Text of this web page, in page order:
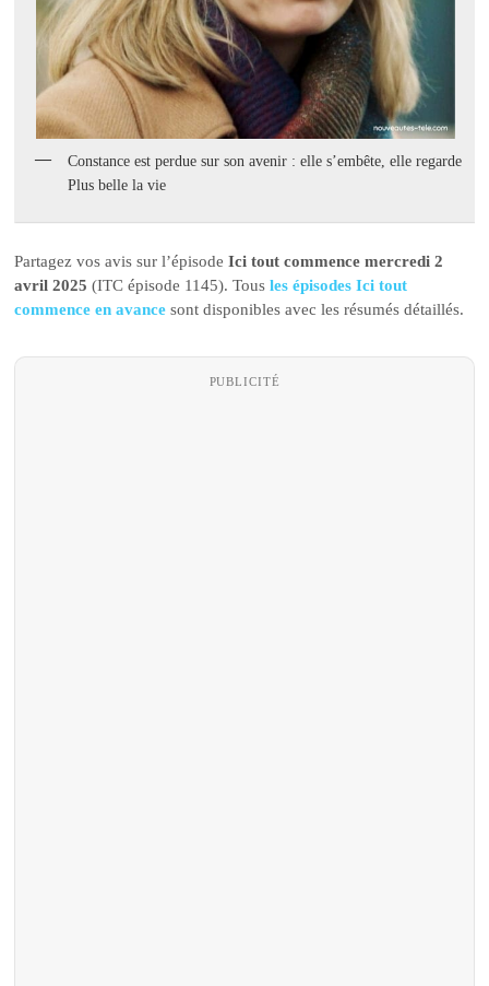
Constance est perdue sur son avenir : elle s’embête, elle regarde
Plus belle la vie
Partagez vos avis sur l’épisodeIci tout commence mercredi 2
avril 2025(ITC épisode 1145). Tousles épisodes Ici tout
commence en avance sont disponibles avec les résumés détaillés.
PUBLICITÉ